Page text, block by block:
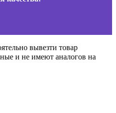
вывезти товар
и не имеют аналогов на